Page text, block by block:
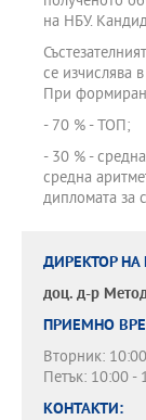
на НБУ.
се изчислява
При
- 70 % - ТОП;
- 30 % -
средна
дипломата за
ДИРЕКТОР
доц. д-р
ПРИЕМНО
Вторник:
Петък: 10:00 -
КОНТАКТИ: